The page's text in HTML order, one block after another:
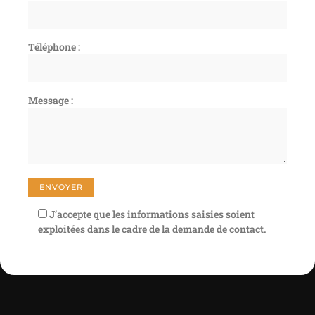
Téléphone :
Message :
J’accepte que les informations saisies soient
exploitées dans le cadre de la demande de contact.